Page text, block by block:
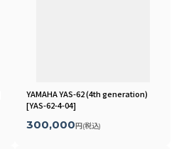
YAMAHA YAS-62 (4th generation)
[YAS-62-4-04]
300,000円(税込)